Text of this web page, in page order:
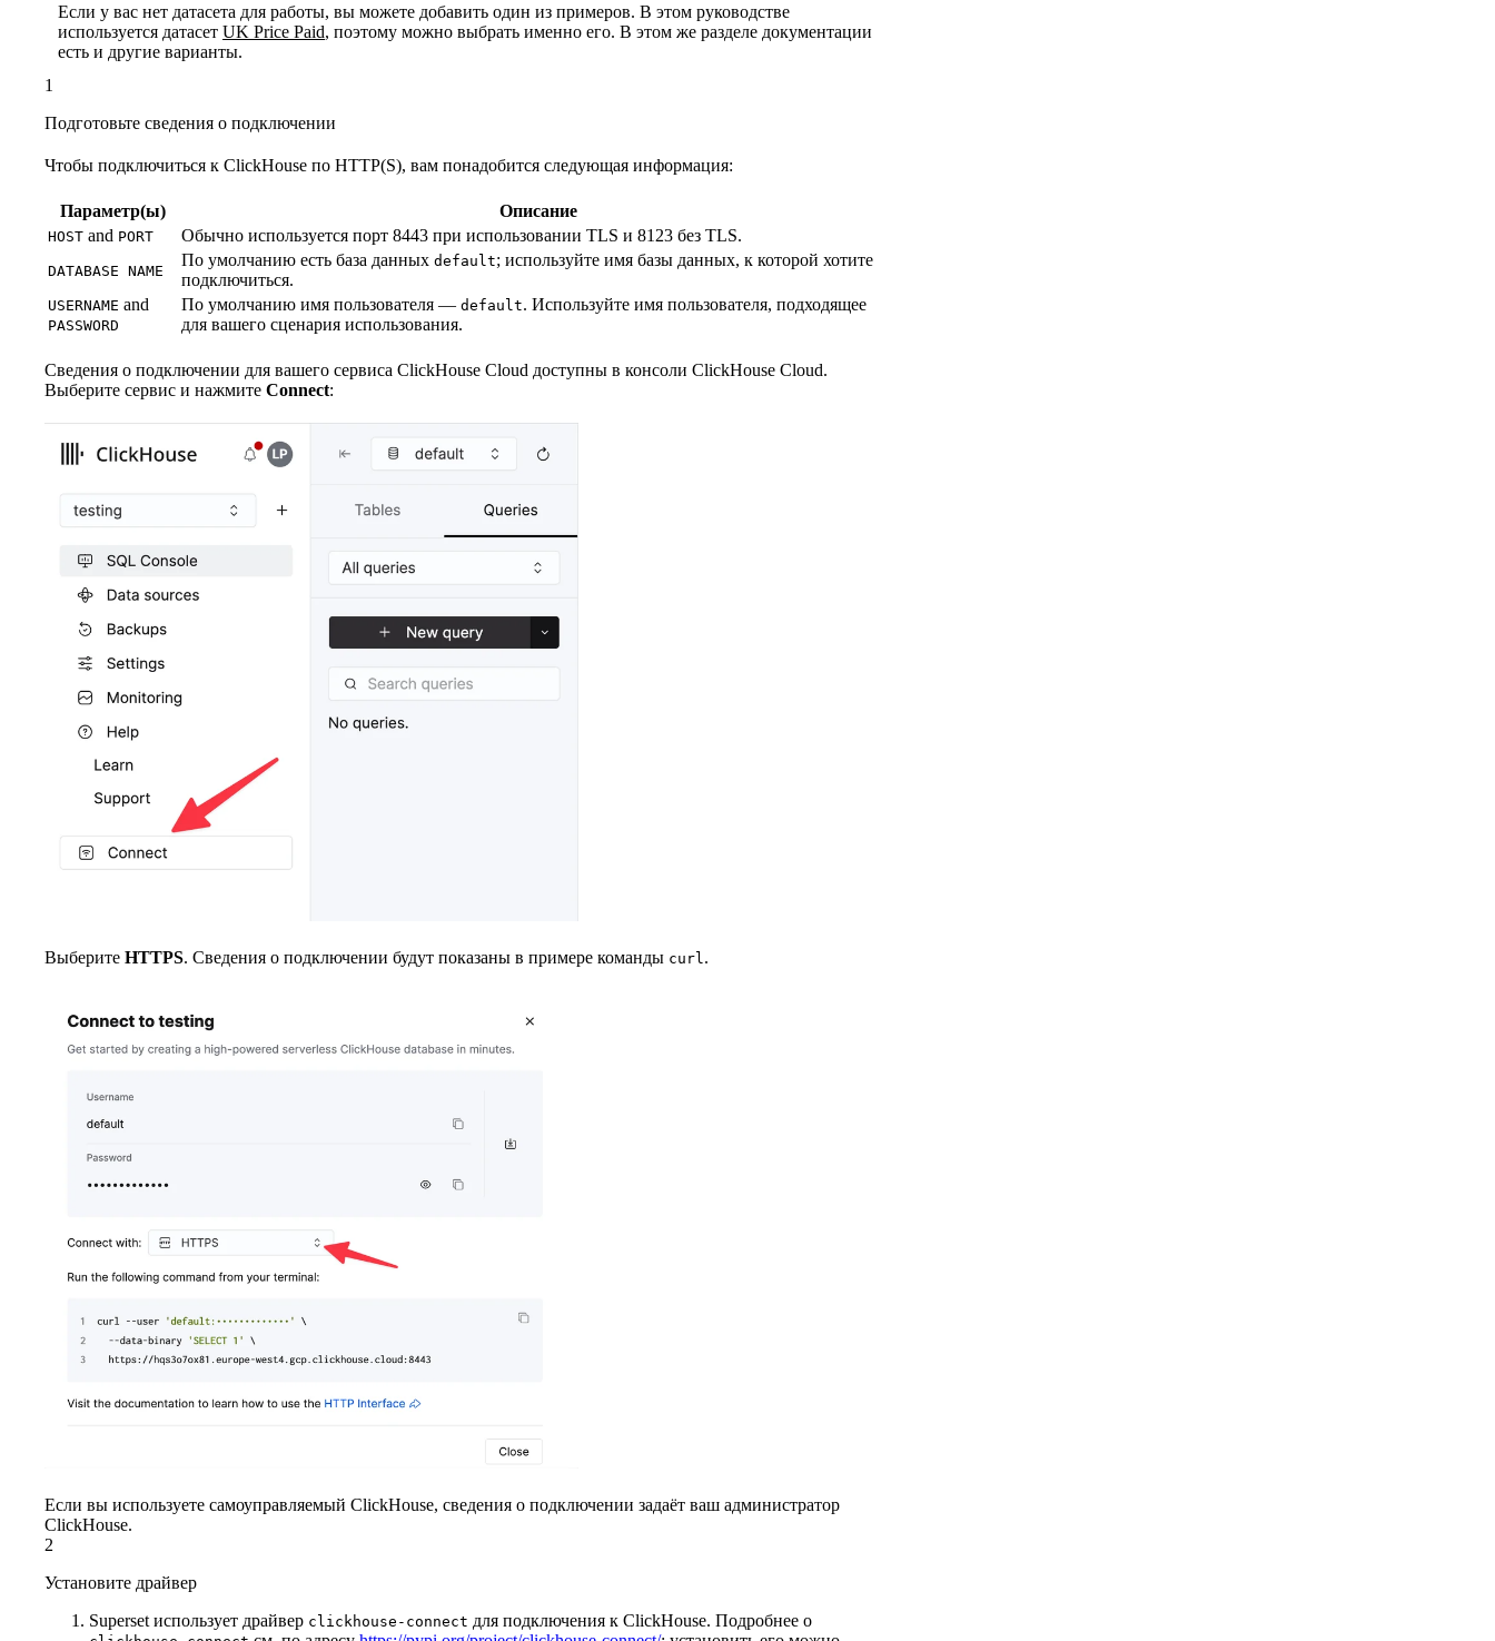
Если у вас нет датасета для работы, вы можете добавить один из примеров. В этом руководстве
используется датасет UK Price Paid, поэтому можно выбрать именно его. В этом же разделе документации
есть и другие варианты.
1
Подготовьте сведения о подключении
Чтобы подключиться к ClickHouse по HTTP(S), вам понадобится следующая информация:
Параметр(ы) Описание
HOST and PORT Обычно используется порт 8443 при использовании TLS и 8123 без TLS.
DATABASE NAME
По умолчанию есть база данных default; используйте имя базы данных, к которой хотите
подключиться.
USERNAME and
PASSWORD
По умолчанию имя пользователя — default. Используйте имя пользователя, подходящее
для вашего сценария использования.
Сведения о подключении для вашего сервиса ClickHouse Cloud доступны в консоли ClickHouse Cloud.
Выберите сервис и нажмите Connect:
Выберите HTTPS. Сведения о подключении будут показаны в примере команды curl .
Если вы используете самоуправляемый ClickHouse, сведения о подключении задаёт ваш администратор
ClickHouse.
2
Установите драйвер
Superset использует драйвер clickhouse-connect для подключения к ClickHouse. Подробнее о